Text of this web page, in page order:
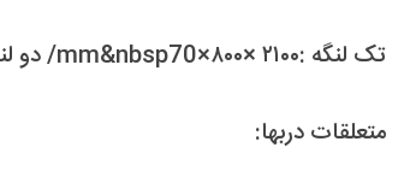
تک لنگه :mm&nbsp70×۸۰۰× ۲۱۰۰/ دو لنگه :mm 70×۱۲۵۰×۲۱۰۰-
متعلقات دربها: